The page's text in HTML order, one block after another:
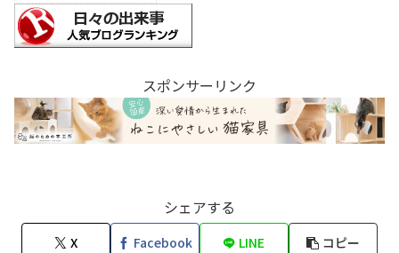
スポンサーリンク
シェアする
X Facebook LINE コピー